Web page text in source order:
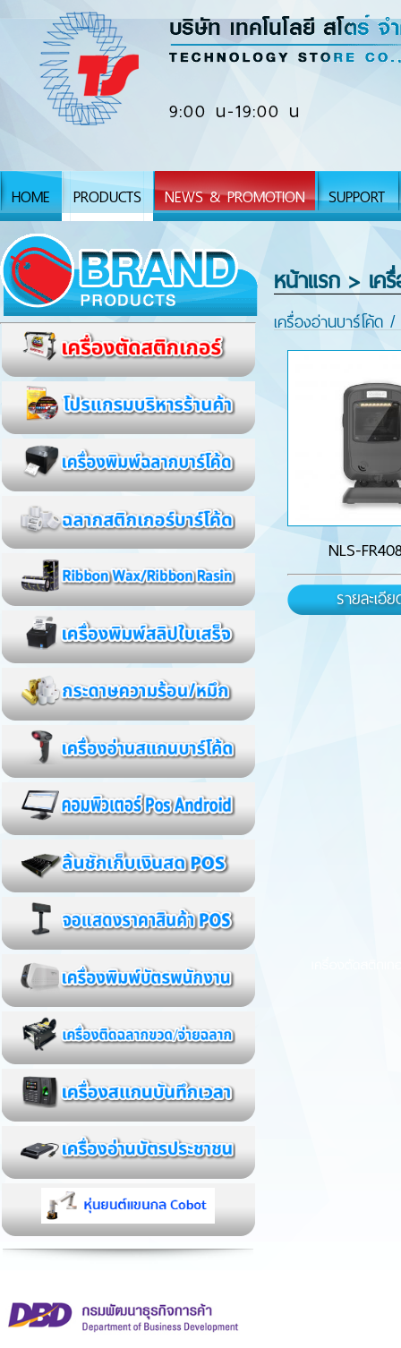
9:00 น-19:00 น
HOME PRODUCTS NEWS & PROMOTION SUPPORT
หน้าแรก > เค
เครื่องอ่านบาร์โค้ด
NLS-
รายละเอี